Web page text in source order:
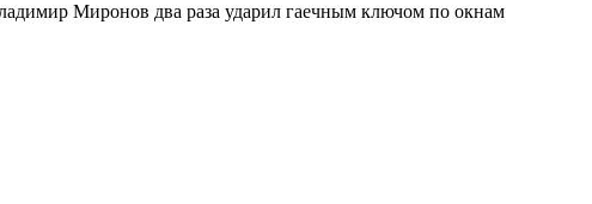
Миронов два раза ударил гаечным ключом по окнам